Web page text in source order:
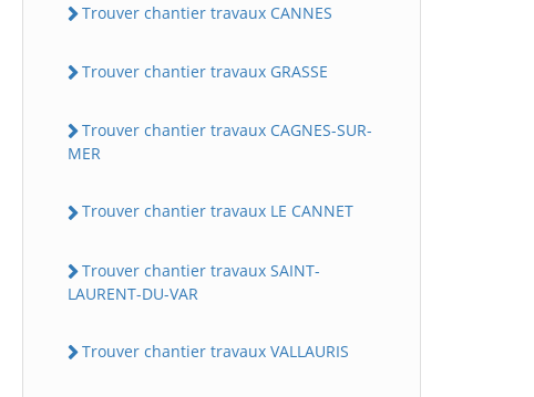
Trouver chantier travaux CANNES
Trouver chantier travaux GRASSE
Trouver chantier travaux CAGNES-SUR-
MER
Trouver chantier travaux LE CANNET
Trouver chantier travaux SAINT-
LAURENT-DU-VAR
Trouver chantier travaux VALLAURIS